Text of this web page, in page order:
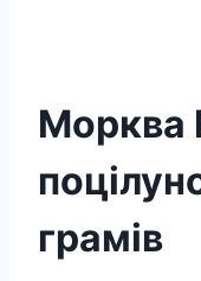
Морква
грамів